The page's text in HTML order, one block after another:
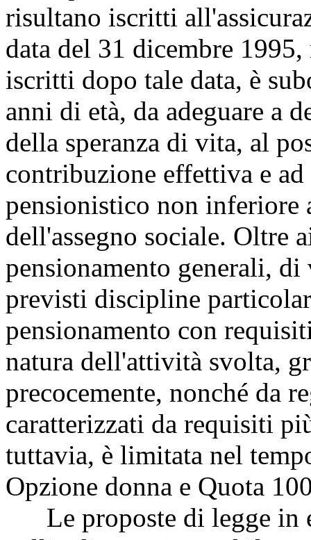
risultano iscritti
data del 31 dicembre
iscritti dopo tale data, è
anni di età, da adeguare a
della speranza di vita, al
contribuzione effettiva e
pensionistico non
dell'assegno sociale. Oltre
pensionamento generali,
previsti discipline
pensionamento con
natura dell'attività svolta,
precocemente, nonché da
caratterizzati da requisiti
tuttavia, è limitata nel
Opzione donna e Quota
Le proposte di legge in